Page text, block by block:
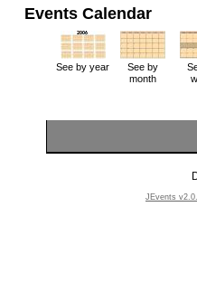
Events Calendar
See by year
See by
month
JEvents